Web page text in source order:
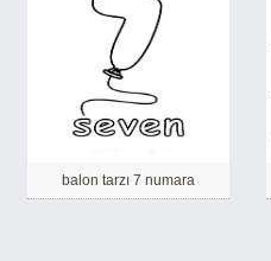
balon tarzı 7 numara